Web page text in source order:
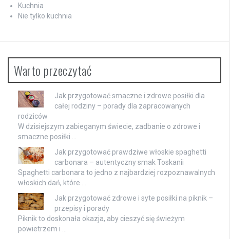
Kuchnia
Nie tylko kuchnia
Warto przeczytać
Jak przygotować smaczne i zdrowe posiłki dla
całej rodziny – porady dla zapracowanych
rodziców
W dzisiejszym zabieganym świecie, zadbanie o zdrowe i
smaczne posiłki …
Jak przygotować prawdziwe włoskie spaghetti
carbonara – autentyczny smak Toskanii
Spaghetti carbonara to jedno z najbardziej rozpoznawalnych
włoskich dań, które …
Jak przygotować zdrowe i syte posiłki na piknik –
przepisy i porady
Piknik to doskonała okazja, aby cieszyć się świeżym
powietrzem i …